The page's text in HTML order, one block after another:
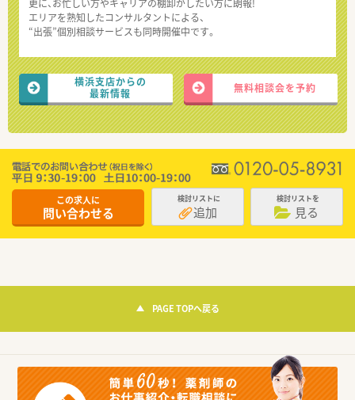
エリアを熟知したコンサルタントによる、
“出張”個別相談サービスも同時開催中です。
横浜支店からの
最新情報
無料相談会を予約
この求人に
問い合わせる
検討リストに
追加
検討リストを
見る
PAGE TOPへ戻る